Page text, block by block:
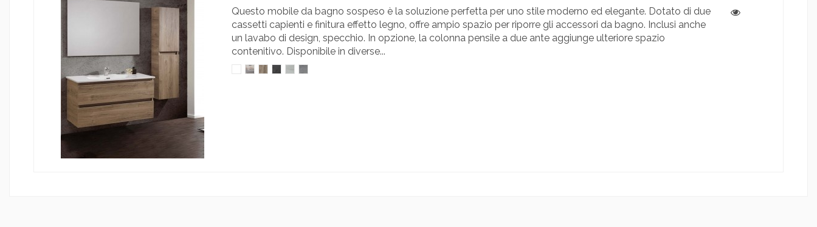
Questo mobile da bagno sospeso è la soluzione perfetta per uno stile moderno ed elegante. Dotato di due
cassetti capienti e finitura effetto legno, offre ampio spazio per riporre gli accessori da bagno. Inclusi anche
un lavabo di design, specchio. In opzione, la colonna pensile a due ante aggiunge ulteriore spazio
contenitivo. Disponibile in diverse...